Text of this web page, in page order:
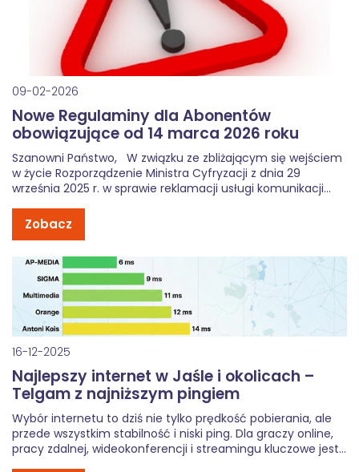
09-02-2026
Nowe Regulaminy dla Abonentów
obowiązujące od 14 marca 2026 roku
Szanowni Państwo, W związku ze zbliżającym się wejściem
w życie Rozporządzenie Ministra Cyfryzacji z dnia 29
września 2025 r. w sprawie reklamacji usługi komunikacji
rachunku (Dz.U. 2025, poz. 1371), oraz nowelizacji ustawy o
Zobacz
16-12-2025
Najlepszy internet w Jaśle i okolicach –
Telgam z najniższym pingiem
Wybór internetu to dziś nie tylko prędkość pobierania, ale
przede wszystkim stabilność i niski ping. Dla graczy online,
pracy zdalnej, wideokonferencji i streamingu kluczowe jest